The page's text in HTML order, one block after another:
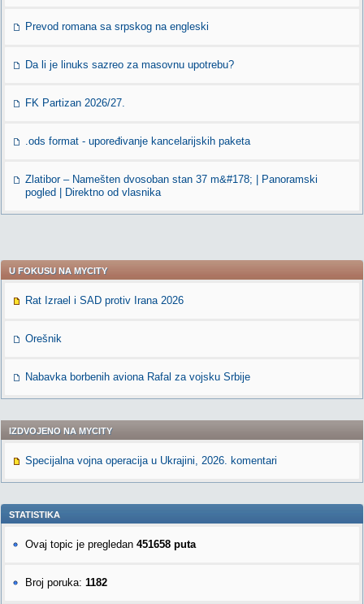
Prevod romana sa srpskog na engleski
Da li je linuks sazreo za masovnu upotrebu?
FK Partizan 2026/27.
.ods format - upoređivanje kancelarijskih paketa
Zlatibor – Namešten dvosoban stan 37 m&#178; | Panoramski
pogled | Direktno od vlasnika
U FOKUSU NA MYCITY
Rat Izrael i SAD protiv Irana 2026
Orešnik
Nabavka borbenih aviona Rafal za vojsku Srbije
IZDVOJENO NA MYCITY
Specijalna vojna operacija u Ukrajini, 2026. komentari
STATISTIKA
Ovaj topic je pregledan 451658 puta
Broj poruka: 1182